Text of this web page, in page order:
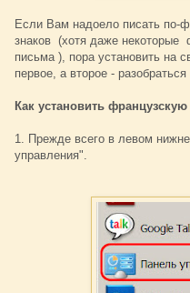
Если Вам надоело писать по-
знаков (хотя даже некоторые
письма ), пора установить на
первое, а второе -
Как установить французскую
1. Прежде всего в левом
управления".